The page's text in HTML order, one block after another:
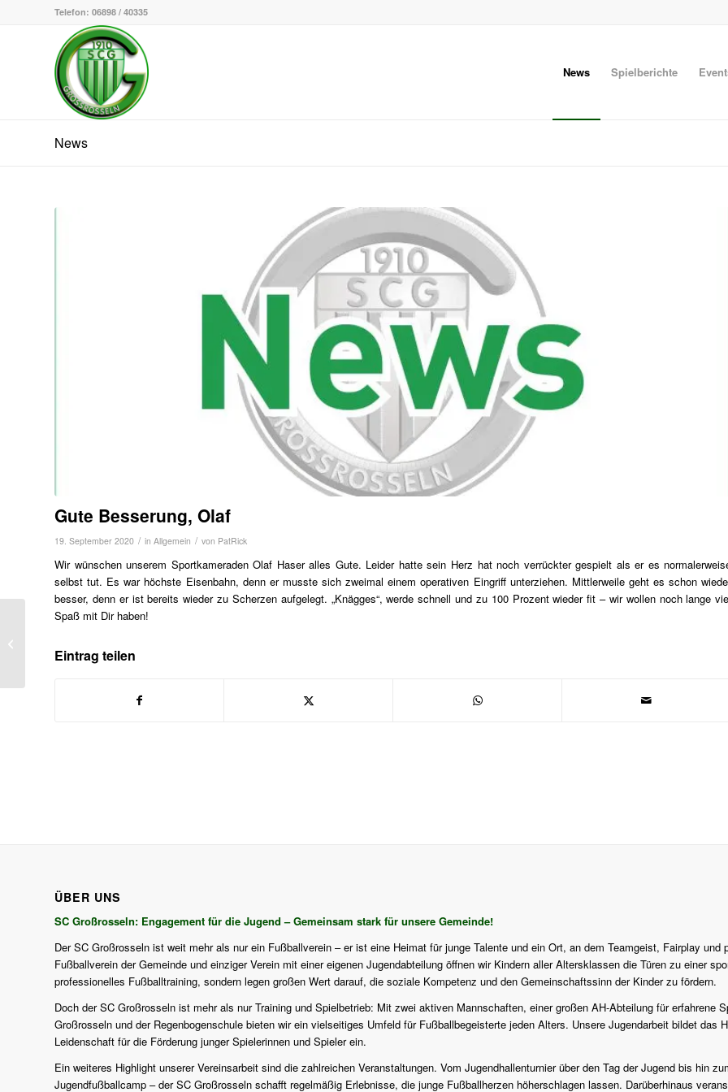
Telefon: 06898 / 40335
News Spielberichte
News
Gute Besserung, Olaf
19. September 2020 / in Allgemein / von PatRick
Wir wünschen unserem Sportkameraden Olaf Haser alles Gute. Leider hatte sein Herz hat noch verrückter gespielt als er es
selbst tut. Es war höchste Eisenbahn, denn er musste sich zweimal einem operativen Eingriff unterziehen. Mittlerweile geht es schon
besser, denn er ist bereits wieder zu Scherzen aufgelegt. „Knägges“, werde schnell und zu 100 Prozent wieder fit – wir wollen noch lange
Spaß mit Dir haben!
Eintrag teilen
ÜBER UNS
SC Großrosseln: Engagement für die Jugend – Gemeinsam stark für unsere Gemeinde!
Der SC Großrosseln ist weit mehr als nur ein Fußballverein – er ist eine Heimat für junge Talente und ein Ort, an dem Teamgeist, Fairplay
Fußballverein der Gemeinde und einziger Verein mit einer eigenen Jugendabteilung öffnen wir Kindern aller Altersklassen die Türen zu einer
professionelles Fußballtraining, sondern legen großen Wert darauf, die soziale Kompetenz und den Gemeinschaftssinn der Kinder zu fördern.
Doch der SC Großrosseln ist mehr als nur Training und Spielbetrieb: Mit zwei aktiven Mannschaften, einer großen AH-Abteilung für erfahrene
Großrosseln und der Regenbogenschule bieten wir ein vielseitiges Umfeld für Fußballbegeisterte jeden Alters. Unsere Jugendarbeit bildet
Leidenschaft für die Förderung junger Spielerinnen und Spieler ein.
Ein weiteres Highlight unserer Vereinsarbeit sind die zahlreichen Veranstaltungen. Vom Jugendhallenturnier über den Tag der Jugend bis hin
Jugendfußballcamp – der SC Großrosseln schafft regelmäßig Erlebnisse, die junge Fußballherzen höherschlagen lassen. Darüberhinaus